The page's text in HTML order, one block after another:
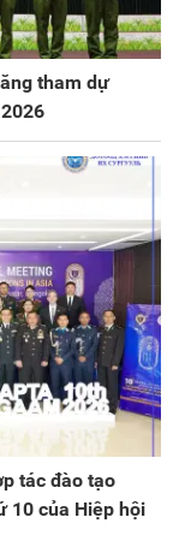
tham dự
tác đào tạo
10 của Hiệp hội